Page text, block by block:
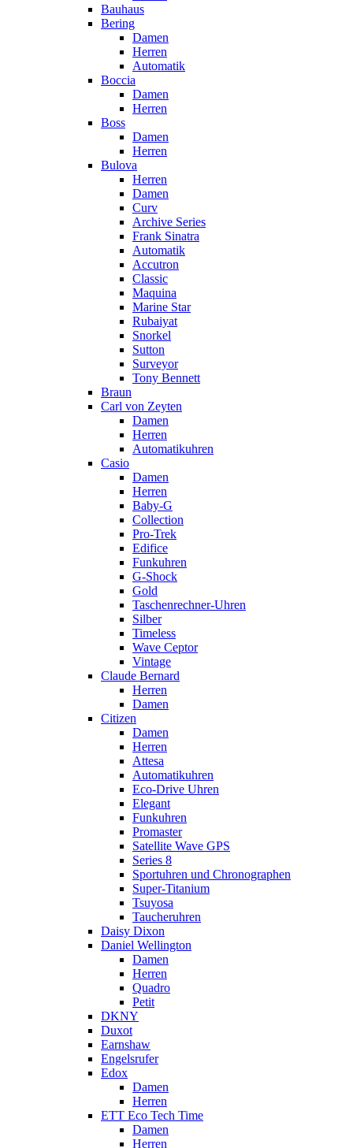
Bauhaus
Bering
Damen
Herren
Automatik
Boccia
Damen
Herren
Boss
Damen
Herren
Bulova
Herren
Damen
Curv
Archive Series
Frank Sinatra
Automatik
Accutron
Classic
Maquina
Marine Star
Rubaiyat
Snorkel
Sutton
Surveyor
Tony Bennett
Braun
Carl von Zeyten
Damen
Herren
Automatikuhren
Casio
Damen
Herren
Baby-G
Collection
Pro-Trek
Edifice
Funkuhren
G-Shock
Gold
Taschenrechner-Uhren
Silber
Timeless
Wave Ceptor
Vintage
Claude Bernard
Herren
Damen
Citizen
Damen
Herren
Attesa
Automatikuhren
Eco-Drive Uhren
Elegant
Funkuhren
Promaster
Satellite Wave GPS
Series 8
Sportuhren und Chronographen
Super-Titanium
Tsuyosa
Taucheruhren
Daisy Dixon
Daniel Wellington
Damen
Herren
Quadro
Petit
DKNY
Duxot
Earnshaw
Engelsrufer
Edox
Damen
Herren
ETT Eco Tech Time
Damen
Herren